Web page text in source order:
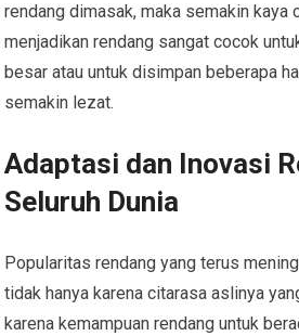
rendang dimasak, maka semakin kaya
menjadikan rendang sangat cocok
besar atau untuk disimpan beberapa
semakin lezat.
Adaptasi dan Inovasi
Seluruh Dunia
Popularitas rendang yang terus
tidak hanya karena citarasa aslinya
karena kemampuan rendang untuk